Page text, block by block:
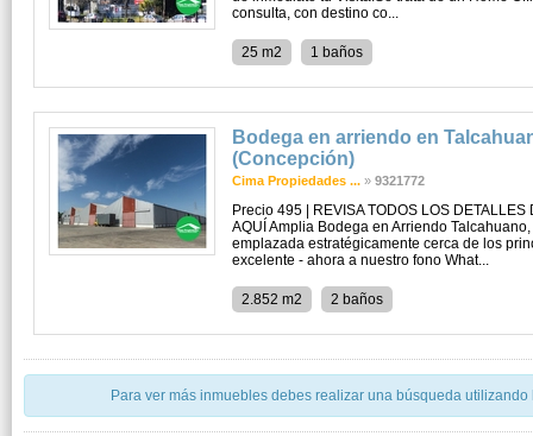
consulta, con destino co...
25 m2 1 baños
Bodega en arriendo en
(Concepción)
Cima Propiedades ... » 9321772
Precio 495 | REVISA TODOS LOS
AQUÍ Amplia Bodega en Arriendo
emplazada estratégicamente cerca de los
excelente - ahora a nuestro fono What...
2.852 m2 2 baños
Para ver más inmuebles debes realizar una búsqueda utilizando